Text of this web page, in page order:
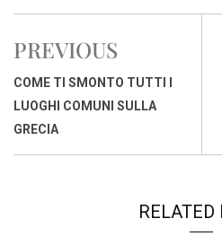
c
b
o
o
k
a
s
A
p
n
d
I
r
d
a
PREVIOUS
COME TI SMONTO TUTTI I
LUOGHI COMUNI SULLA
GRECIA
RELATED